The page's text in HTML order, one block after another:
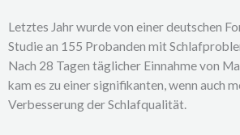
Letztes Jahr wurde von einer deutschen
Studie an 155 Probanden mit
Nach 28 Tagen täglicher Einnahme von
kam es zu einer signifikanten, wenn auch
Verbesserung der Schlafqualität.